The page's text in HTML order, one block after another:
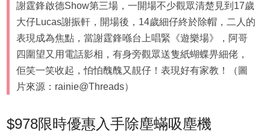
謝霆鋒啟德Show第三場，一開場不少觀眾清楚見到17歲
大仔Lucas謝振軒，開場後，14歲細仔終於除帽，二人的
表現成為焦點，當謝霆鋒喺台上唱緊《遊樂場》，阿哥
四圍望又用電話影相，有身旁觀眾送隻紙蝴蝶畀細佬，
佢笑一笑收起，怕怕醜醜又靚仔！表現好有家教！（圖
片來源：rainie@Threads）
$978限時優惠入手除塵蟎吸塵機